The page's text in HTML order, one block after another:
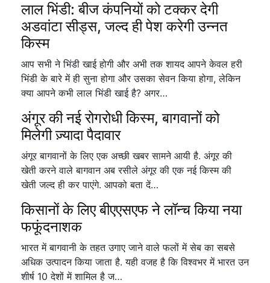
लाल भिंडी: बीज कंपनियों को टक्कर देगी
अडवांटा सीड्स, जल्द ही पेश करेगी उन्नत
किस्म
आप सभी ने भिंडी खाई होगी और अभी तक शायद आपने केवल हरी
भिंडी के बारे में ही सुना होगा और उसका सेवन किया होगा, लेकिन
क्या आपने कभी लाल भिंडी खाई है? अगर…
अंगूर की नई रोगरोधी किस्म, बागवानों को
मिलेगी ज़्यादा पैदावार
अंगूर बागवानों के लिए एक अच्छी खबर सामने आयी है. अंगूर की
खेती करने वाले बागवान अब रसीले अंगूर की एक नई किस्म की
खेती जल्द ही कर पाएंगे. आपको बता दें…
किसानों के लिए बीएएसएफ ने लॉन्च किया नया
फफूंदनाशक
भारत में बागवानी के तहत उगाए जाने वाले फलों में सेब का सबसे
अधिक उत्पादन किया जाता है. यही वजह है कि विश्वभर में भारत उन
शीर्ष 10 देशों में शामिल है ज…